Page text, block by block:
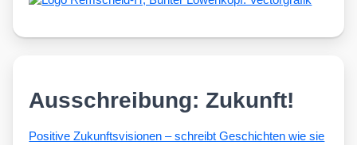
Ausschreibung: Zukunft!
Posi­ti­ve Zukunfts­vi­sio­nen – schreibt Geschich­ten wie sie